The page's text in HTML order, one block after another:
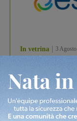
In vetrina 3
Estra Notizie
studenti
debutta il